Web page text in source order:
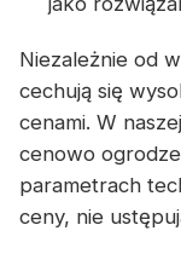
Niezależnie od
cechują się
cenami. W
cenowo
parametrach
ceny, nie